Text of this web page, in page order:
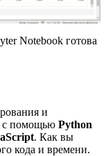
Notebook готова
и
с помощью Python
. Как вы
кода и времени.